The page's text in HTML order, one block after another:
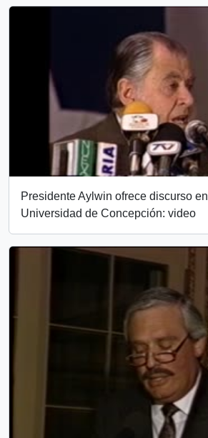
Presidente Aylwin ofrece discurso en
Universidad de Concepción: video